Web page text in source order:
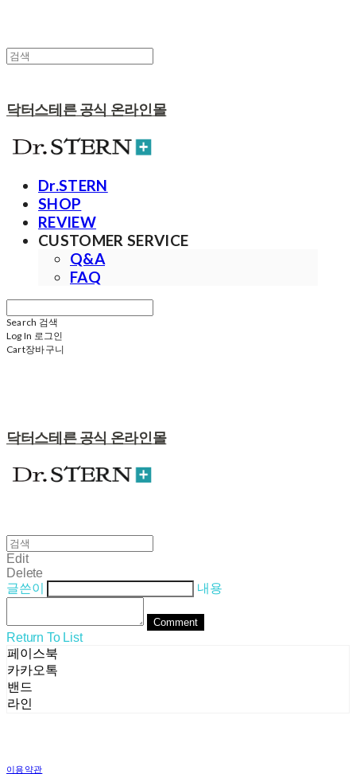
닥터스테른 공식 온라인몰
Dr.STERN
SHOP
REVIEW
CUSTOMER SERVICE
Q&A
FAQ
Search 검색
Log In 로그인
Cart장바구니
닥터스테른 공식 온라인몰
Edit
Delete
글쓴이
내용
Comment
Return To List
페이스북
카카오톡
밴드
라인
이용약관